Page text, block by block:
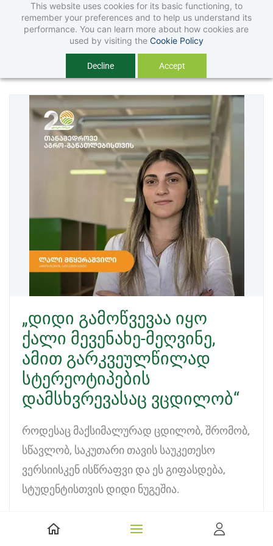
This website uses cookies for its basic functioning, to
remember your preferences and to help us understand its
performance. You can learn more about how cookies are
used by visiting the Cookie Policy
Decline Accept
Blog tagged as სტიპენდიატი
„დიდი გამოწვევაა იყო
ქალი მევენახე-მეღვინე,
ამით გარკვეულწილად
სტერეოტიპების
დამსხვრევასაც ვცდილობ“
როდესაც მაქსიმალურად ცდილობ, შრომობ,
სწავლობ, საკუთარი თავის საუკეთესო
ვერსიისკენ ისწრაფვი და ეს გიფასდება,
სტუდენტისთვის დიდი ნუგეშია.
Read more